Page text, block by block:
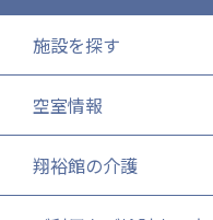
施設を探す
空室情報
翔裕館の介護